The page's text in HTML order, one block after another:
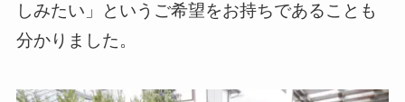
しみたい」というご希望をお持ちであることも
分かりました。